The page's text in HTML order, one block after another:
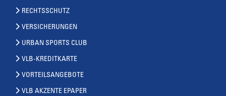
RECHTSSCHUTZ
VERSICHERUNGEN
URBAN SPORTS CLUB
VLB-KREDITKARTE
VORTEILSANGEBOTE
VLB AKZENTE EPAPER